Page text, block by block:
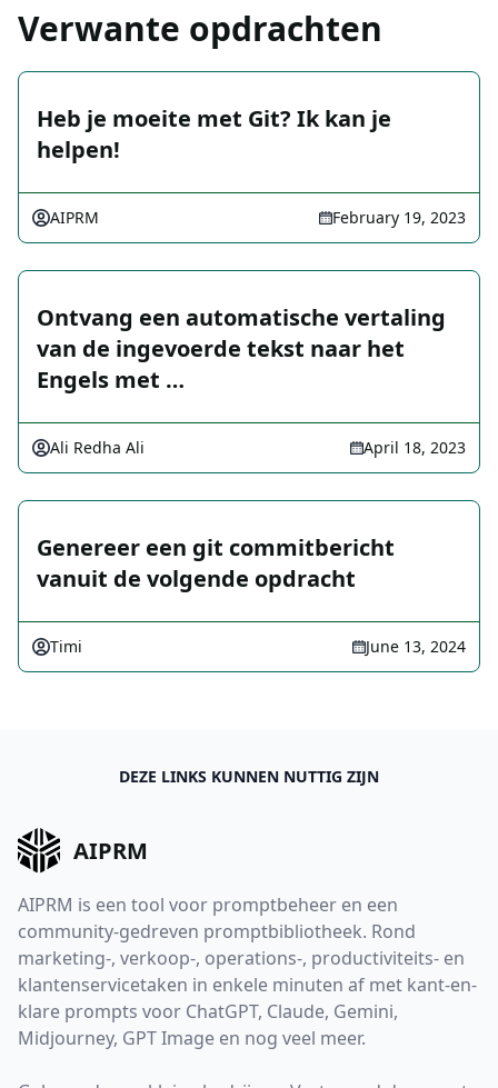
Verwante opdrachten
Heb je moeite met Git? Ik kan je
helpen!
AIPRM February 19, 2023
Ontvang een automatische vertaling
van de ingevoerde tekst naar het
Engels met …
Ali Redha Ali April 18, 2023
Genereer een git commitbericht
vanuit de volgende opdracht
Timi June 13, 2024
DEZE LINKS KUNNEN NUTTIG ZIJN
AIPRM
AIPRM is een tool voor promptbeheer en een
community-gedreven promptbibliotheek. Rond
marketing-, verkoop-, operations-, productiviteits- en
klantenservicetaken in enkele minuten af met kant-en-
klare prompts voor ChatGPT, Claude, Gemini,
Midjourney, GPT Image en nog veel meer.